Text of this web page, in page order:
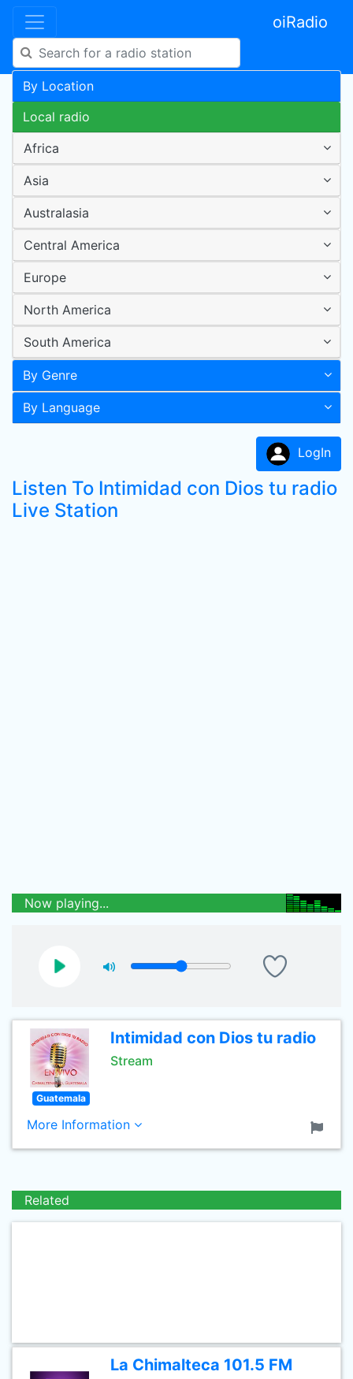
oiRadio
By Location
Local radio
Africa
Asia
Australasia
Central America
Europe
North America
South America
By Genre
By Language
LogIn
Listen To Intimidad con Dios tu radio
Live Station
Now playing...
Intimidad con Dios tu radio
Stream
Guatemala
More Information
Related
La Chimalteca 101.5 FM